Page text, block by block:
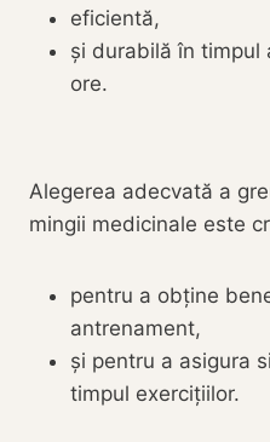
eficientă,
și durabilă în timpul
ore.
Alegerea adecvată a
mingii medicinale este
pentru a obține
antrenament,
și pentru a asigura
timpul exercițiilor.